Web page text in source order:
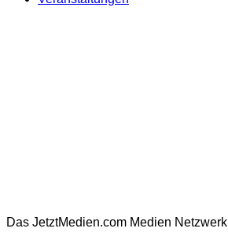
Das JetztMedien.com Medien Netzwerk